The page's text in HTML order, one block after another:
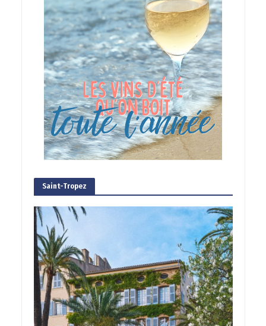
Saint-Tropez